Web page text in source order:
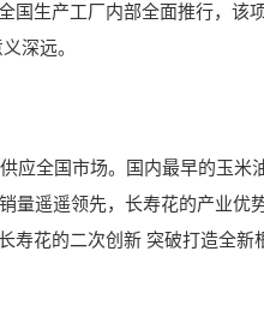
国生产工厂内部全面推行，该
深远。
全国市场。国内最早的玉米
量遥遥领先，长寿花的产业优
花的二次创新 突破打造全新